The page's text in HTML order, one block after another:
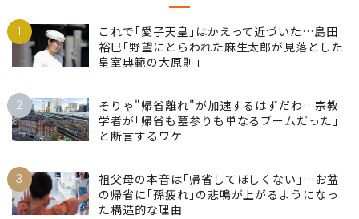
1
これで｢愛子天皇｣はかえって近づいた…島田
裕巳｢野望にとらわれた麻生太郎が見落とした
皇室典範の大原則｣
2
そりゃ"帰省離れ"が加速するはずだわ…宗教
学者が｢帰省も墓参りも単なるブームだった｣
と断言するワケ
3
祖父母の本音は｢帰省してほしくない｣…お盆
の帰省に｢孫疲れ｣の悲鳴が上がるようになっ
た構造的な理由